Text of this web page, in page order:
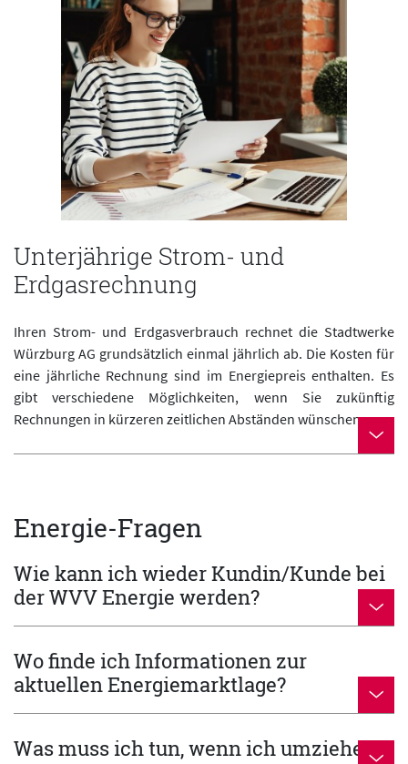
Unterjährige Strom- und
Erdgasrechnung
Ihren Strom- und Erdgasverbrauch rechnet die Stadtwerke
Würzburg AG grundsätzlich einmal jährlich ab. Die Kosten für
eine jährliche Rechnung sind im Energiepreis enthalten. Es
gibt verschiedene Möglichkeiten, wenn Sie zukünftig
Rechnungen in kürzeren zeitlichen Abständen wünschen.
Energie-Fragen
Wie kann ich wieder Kundin/Kunde bei
der WVV Energie werden?
Wo finde ich Informationen zur
aktuellen Energiemarktlage?
Was muss ich tun, wenn ich umziehe?